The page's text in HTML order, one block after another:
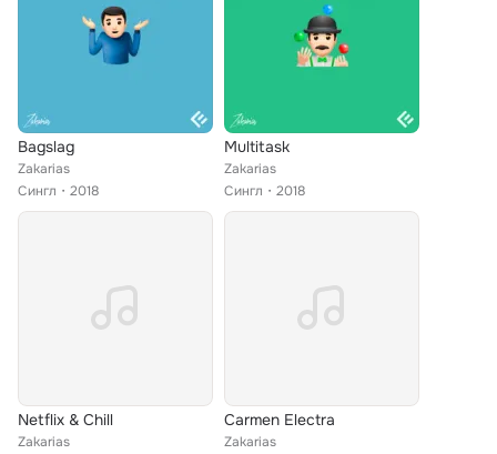
Bagslag
Zakarias
Сингл
2018
Multitask
Zakarias
Сингл
2018
Netflix & Chill
Zakarias
Carmen Electra
Zakarias